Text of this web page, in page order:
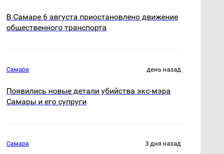
В Самаре 6 августа приостановлено движение
общественного транспорта
Самара день назад
Появились новые детали убийства экс-мэра
Самары и его супруги
Самара 3 дня назад